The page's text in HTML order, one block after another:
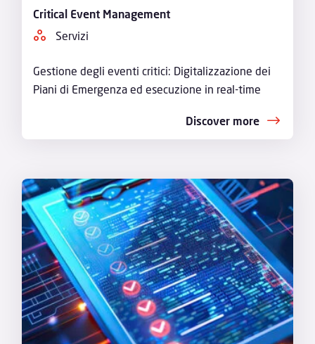
Critical Event Management
Servizi
Gestione degli eventi critici: Digitalizzazione dei
Piani di Emergenza ed esecuzione in real-time
Discover more